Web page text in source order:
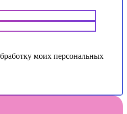
моих персональных